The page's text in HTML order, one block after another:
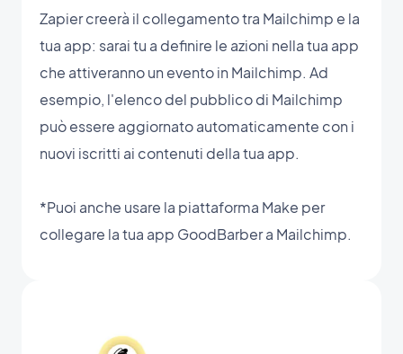
Zapier creerà il collegamento tra Mailchimp e la
tua app: sarai tu a definire le azioni nella tua app
che attiveranno un evento in Mailchimp. Ad
esempio, l'elenco del pubblico di Mailchimp
può essere aggiornato automaticamente con i
nuovi iscritti ai contenuti della tua app.
*Puoi anche usare la piattaforma Make per
collegare la tua app GoodBarber a Mailchimp.